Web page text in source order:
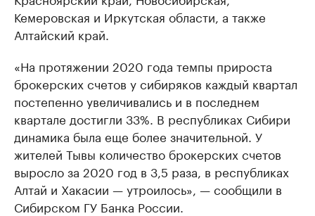
Кемеровская и Иркутская области, а также
Алтайский край.
«На протяжении 2020 года темпы прироста
брокерских счетов у сибиряков каждый квартал
постепенно увеличивались и в последнем
квартале достигли 33%. В республиках Сибири
динамика была еще более значительной. У
жителей Тывы количество брокерских счетов
выросло за 2020 год в 3,5 раза, в республиках
Алтай и Хакасии — утроилось», — сообщили в
Сибирском ГУ Банка России.